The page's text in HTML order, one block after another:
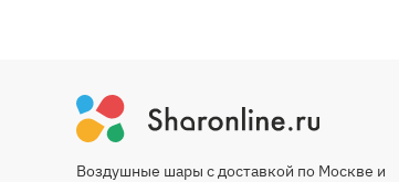
Воздушные шары с доставкой по Москве и